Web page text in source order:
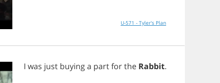
U-571 - Tyler's Plan
I was just buyinga partforthe Rabbit.